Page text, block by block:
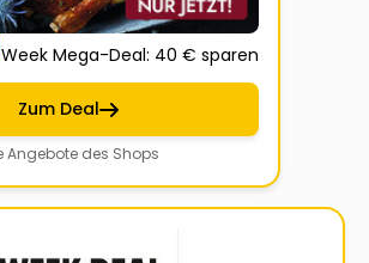
Mega-Deal: 40 € sparen
Zum Deal
Angebote des Shops